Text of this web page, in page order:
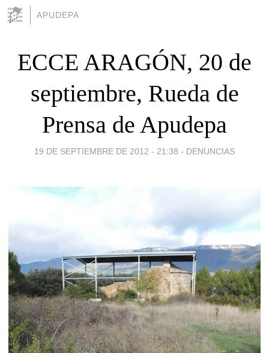
APUDEPA
ECCE ARAGÓN, 20 de
septiembre, Rueda de
Prensa de Apudepa
19 DE SEPTIEMBRE DE 2012 - 21:38 - DENUNCIAS